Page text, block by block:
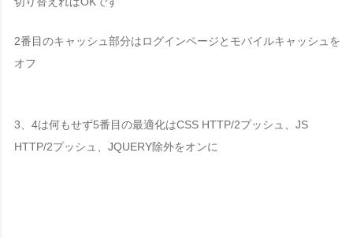
2番目のキャッシュ部分はログインページとモバイルキャッシュを
オフ
3、4は何もせず5番目の最適化はCSS HTTP/2プッシュ、JS
HTTP/2プッシュ、JQUERY除外をオンに